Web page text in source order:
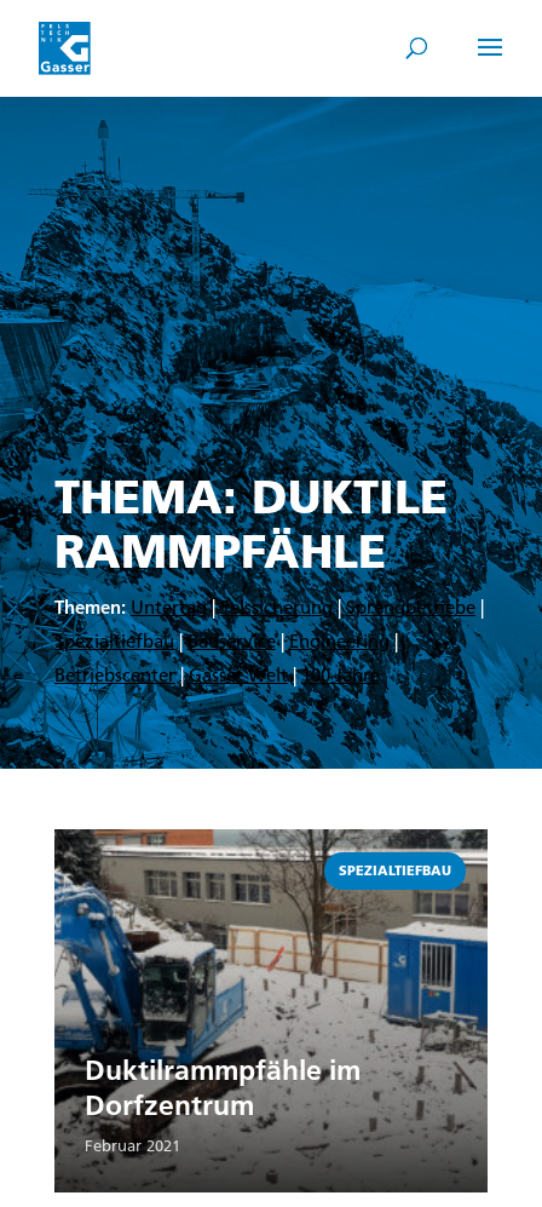
THEMA: DUKTILE
RAMMPFÄHLE
Themen:Untertag|Felssicherung|Sprengbetriebe|
Spezialtiefbau|Bauservice|Engineering|
Betriebscenter|Gasser Welt|100 Jahre
SPEZIALTIEFBAU
Duktilrammpfähle im
Dorfzentrum
Februar 2021
Weiterlesen